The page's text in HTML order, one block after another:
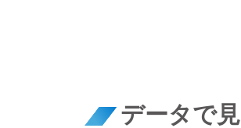
データで